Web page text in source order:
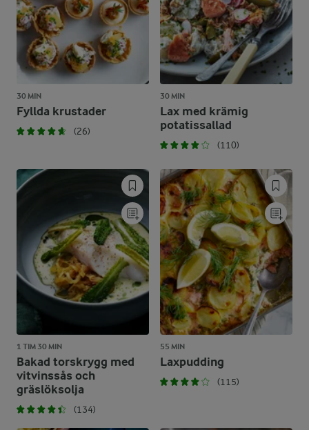
30 MIN
Fyllda krustader
(26)
30 MIN
Lax med krämig
potatissallad
(110)
1 TIM 30 MIN
Bakad torskrygg med
vitvinssås och
gräslöksolja
(134)
55 MIN
Laxpudding
(115)